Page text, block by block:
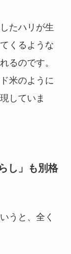
たハリが生
くるような
るのです。
米のように
していま
し」も別格
うと、全く